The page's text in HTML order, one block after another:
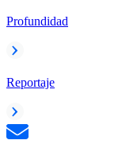
Profundidad
Reportaje